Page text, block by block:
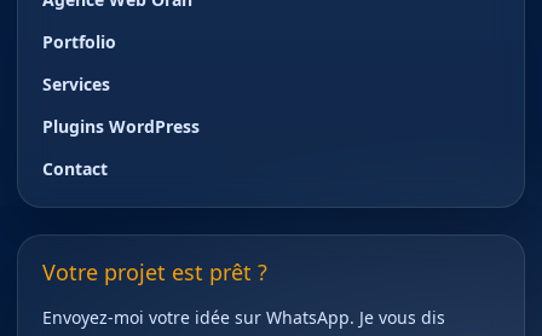
Portfolio
Services
Plugins WordPress
Contact
Votre projet est prêt ?
Envoyez-moi votre idée sur WhatsApp. Je vous dis